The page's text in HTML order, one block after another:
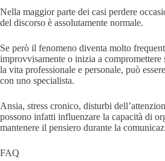
Nella maggior parte dei casi perdere
del discorso è assolutamente normale.
Se però il fenomeno diventa molto
improvvisamente o inizia a
la vita professionale e personale, può
con uno specialista.
Ansia, stress cronico, disturbi
possono infatti influenzare la capacità di
mantenere il pensiero durante la
FAQ